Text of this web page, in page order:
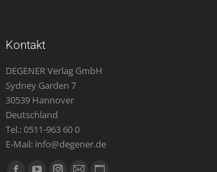
Kontakt
DEGENER Verlag GmbH
Sydney Garden 7
30539 Hannover
Deutschland
Tel.: 0511-963 60 0
E-Mail: info@degener.de
Finden Sie uns auf: